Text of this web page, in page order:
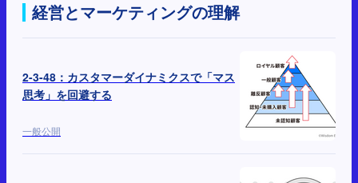
経営とマーケティングの理解
2-3-48：カスタマーダイナミクスで「マス
思考」を回避する
一般公開